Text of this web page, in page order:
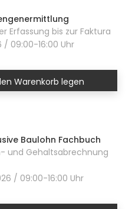
Erfassung bis zur Faktura
/ 09:00-16:00 Uhr
Warenkorb legen
Baulohn Fachbuch
und Gehaltsabrechnung
/ 09:00-16:00 Uhr